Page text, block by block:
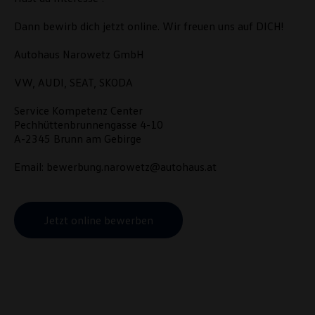
Dann bewirb dich jetzt online. Wir freuen uns auf DICH!
Autohaus Narowetz GmbH
VW, AUDI, SEAT, SKODA
Service Kompetenz Center
Pechhüttenbrunnengasse 4-10
A-2345 Brunn am Gebirge
Email: bewerbung.narowetz@autohaus.at
Jetzt online bewerben